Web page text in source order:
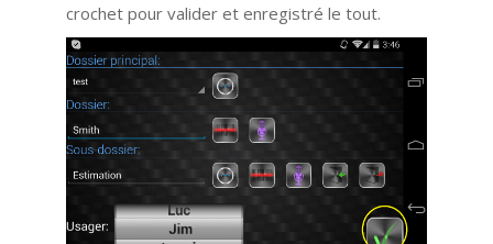
crochet pour valider et enregistré le tout.